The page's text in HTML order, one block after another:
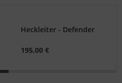
Heckleiter - Defender
195,00 €